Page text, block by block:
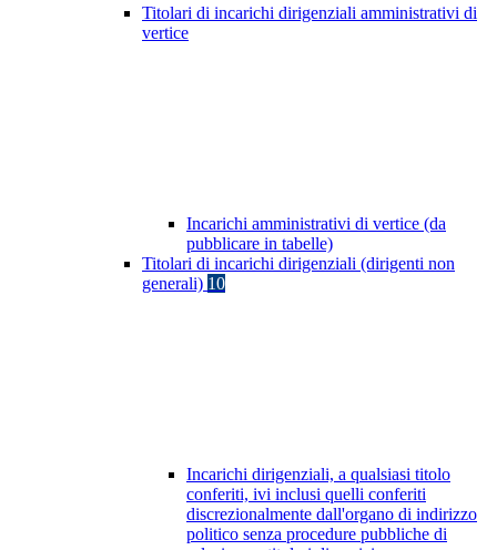
Titolari di incarichi dirigenziali amministrativi di
vertice
Incarichi amministrativi di vertice (da
pubblicare in tabelle)
Titolari di incarichi dirigenziali (dirigenti non
generali) 10
Incarichi dirigenziali, a qualsiasi titolo
conferiti, ivi inclusi quelli conferiti
discrezionalmente dall'organo di indirizzo
politico senza procedure pubbliche di